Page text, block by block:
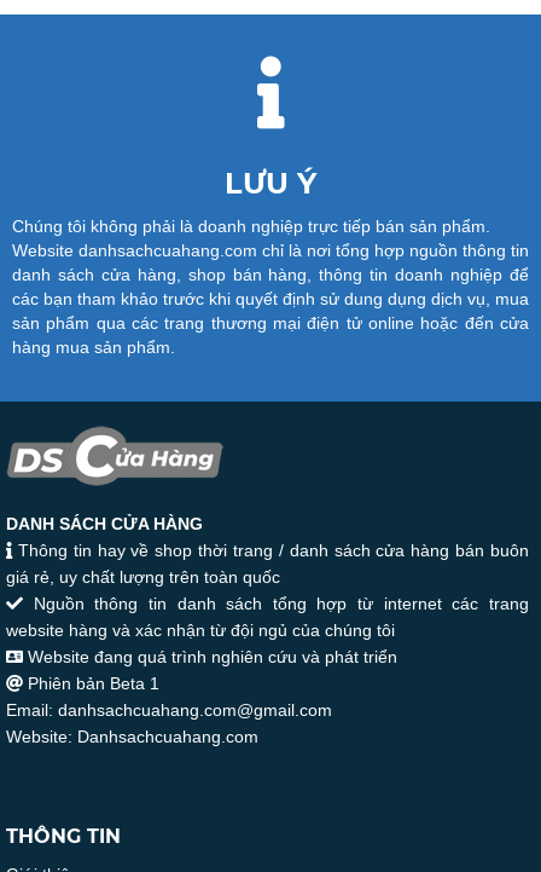
LƯU Ý
Chúng tôi không phải là doanh nghiệp trực tiếp bán sản phẩm.
Website danhsachcuahang.com chỉ là nơi tổng hợp nguồn thông tin
danh sách cửa hàng, shop bán hàng, thông tin doanh nghiệp để
các bạn tham khảo trước khi quyết định sử dung dụng dịch vụ, mua
sản phẩm qua các trang thương mại điện tử online hoặc đến cửa
hàng mua sản phẩm.
DANH SÁCH CỬA HÀNG
Thông tin hay về shop thời trang / danh sách cửa hàng bán buôn
giá rẻ, uy chất lượng trên toàn quốc
Nguồn thông tin danh sách tổng hợp từ internet các trang
website hàng và xác nhận từ đội ngủ của chúng tôi
Website đang quá trình nghiên cứu và phát triển
Phiên bản Beta 1
Email: danhsachcuahang.com@gmail.com
Website: Danhsachcuahang.com
THÔNG TIN